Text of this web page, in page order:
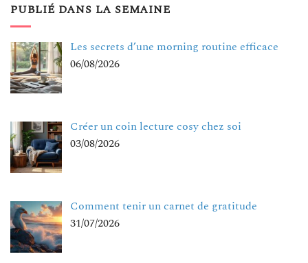
PUBLIÉ DANS LA SEMAINE
Les secrets d’une morning routine efficace
06/08/2026
Créer un coin lecture cosy chez soi
03/08/2026
Comment tenir un carnet de gratitude
31/07/2026